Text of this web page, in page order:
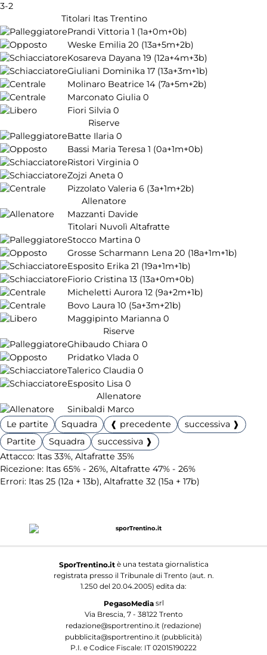
3-2
Titolari Itas Trentino
Prandi Vittoria 1 (1a+0m+0b)
Weske Emilia 20 (13a+5m+2b)
Kosareva Dayana 19 (12a+4m+3b)
Giuliani Dominika 17 (13a+3m+1b)
Molinaro Beatrice 14 (7a+5m+2b)
Marconato Giulia 0
Fiori Silvia 0
Riserve
Batte Ilaria 0
Bassi Maria Teresa 1 (0a+1m+0b)
Ristori Virginia 0
Zojzi Aneta 0
Pizzolato Valeria 6 (3a+1m+2b)
Allenatore
Mazzanti Davide
Titolari Nuvolì Altafratte
Stocco Martina 0
Grosse Scharmann Lena 20 (18a+1m+1b)
Esposito Erika 21 (19a+1m+1b)
Fiorio Cristina 13 (13a+0m+0b)
Micheletti Aurora 12 (9a+2m+1b)
Bovo Laura 10 (5a+3m+21b)
Maggipinto Marianna 0
Riserve
Ghibaudo Chiara 0
Pridatko Vlada 0
Talerico Claudia 0
Esposito Lisa 0
Allenatore
Sinibaldi Marco
Le partite
Squadra ❰ precedente
successiva ❱
Partite
Squadra
successiva ❱
Attacco: Itas 33%, Altafratte 35%
Ricezione: Itas 65% - 26%, Altafratte 47% - 26%
Errori: Itas 25 (12a + 13b), Altafratte 32 (15a + 17b)
SporTrentino.itè una testata giornalistica
registrata presso il Tribunale di Trento (aut. n.
1.250 del 20.04.2005) edita da:
PegasoMediasrl
Via Brescia, 7 - 38122 Trento
redazione@sportrentino.it (redazione)
pubblicita@sportrentino.it (pubblicità)
P.I. e Codice Fiscale: IT 02015190222